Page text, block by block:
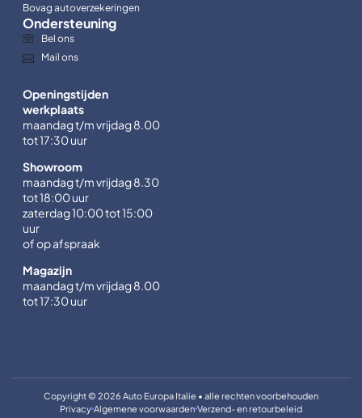
Bovag autoverzekeringen
Ondersteuning
Bel ons
Mail ons
Openingstijden
werkplaats
maandag t/m vrijdag 8.00
tot 17:30 uur
Showroom
maandag t/m vrijdag 8.30
tot 18:00 uur
zaterdag 10:00 tot 15:00
uur
of op afspraak
Magazijn
maandag t/m vrijdag 8.00
tot 17:30 uur
Copyright © 2026 Auto Europa Italie • alle rechten voorbehouden
Privacy Algemene voorwaarden Verzend- en retourbeleid